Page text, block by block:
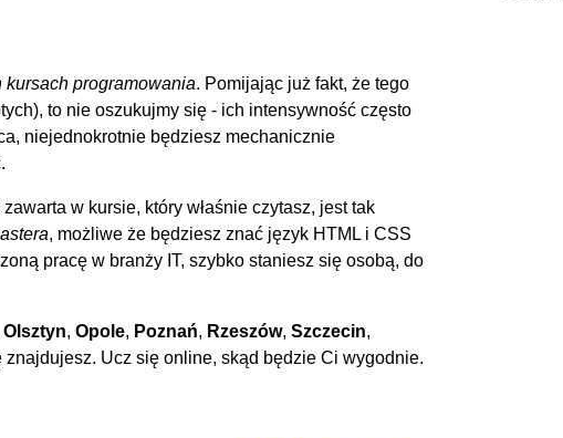
kursach programowania. Pomijając już fakt, że tego
to nie oszukujmy się - ich intensywność często
niejednokrotnie będziesz mechanicznie
w kursie, który właśnie czytasz, jest tak
, możliwe że będziesz znać język HTML i CSS
pracę w branży IT, szybko staniesz się osobą, do
Olsztyn, Opole, Poznań, Rzeszów, Szczecin,
Ucz się online, skąd będzie Ci wygodnie.